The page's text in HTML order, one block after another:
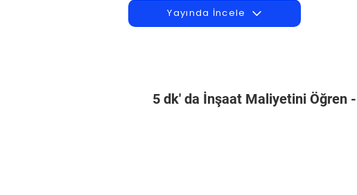
Yayında İncele
5 dk' da İnşaat Maliyetini Öğren